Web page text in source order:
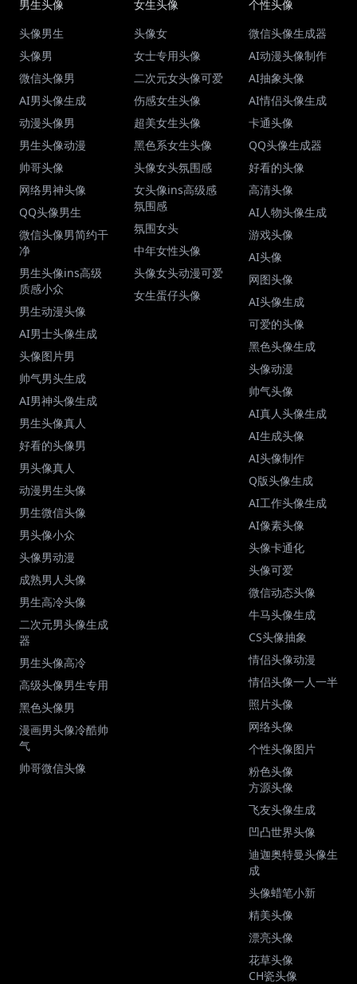
男生头像
头像男生
头像男
微信头像男
AI男头像生成
动漫头像男
男生头像动漫
帅哥头像
网络男神头像
QQ头像男生
微信头像男简约干
净
男生头像ins高级
质感小众
男生动漫头像
AI男士头像生成
头像图片男
帅气男头生成
AI男神头像生成
男生头像真人
好看的头像男
男头像真人
动漫男生头像
男生微信头像
男头像小众
头像男动漫
成熟男人头像
男生高冷头像
二次元男头像生成
器
男生头像高冷
高级头像男生专用
黑色头像男
漫画男头像冷酷帅
气
帅哥微信头像
女生头像
头像女
女士专用头像
二次元女头像可爱
伤感女生头像
超美女生头像
黑色系女生头像
头像女头氛围感
女头像ins高级感
氛围感
氛围女头
中年女性头像
头像女头动漫可爱
女生蛋仔头像
个性头像
微信头像生成器
AI动漫头像制作
AI抽象头像
AI情侣头像生成
卡通头像
QQ头像生成器
好看的头像
高清头像
AI人物头像生成
游戏头像
AI头像
网图头像
AI头像生成
可爱的头像
黑色头像生成
头像动漫
帅气头像
AI真人头像生成
AI生成头像
AI头像制作
Q版头像生成
AI工作头像生成
AI像素头像
头像卡通化
头像可爱
微信动态头像
牛马头像生成
CS头像抽象
情侣头像动漫
情侣头像一人一半
照片头像
网络头像
个性头像图片
粉色头像
方源头像
飞友头像生成
凹凸世界头像
迪迦奥特曼头像生
成
头像蜡笔小新
精美头像
漂亮头像
花草头像
CH瓷头像